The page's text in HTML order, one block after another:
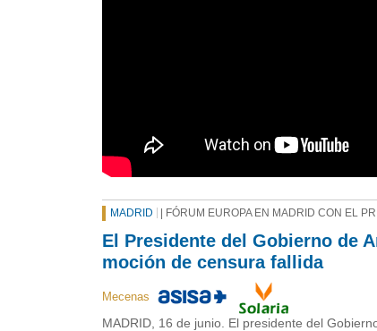
MADRID | FÓRUM EUROPA EN MADRID CON EL
El Presidente del Gobierno de
moción de censura fallida
Mecenas
MADRID, 16 de junio. El presidente del